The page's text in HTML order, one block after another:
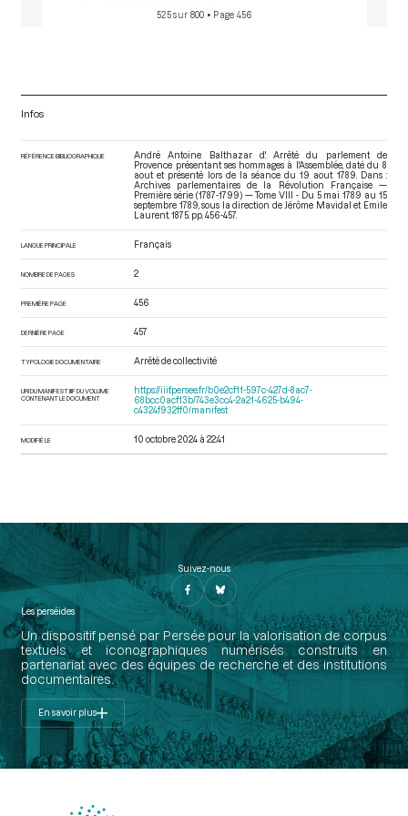
525 sur 800 • Page 456
Infos
RÉFÉRENCE BIBLIOGRAPHIQUE
André Antoine Balthazar d'. Arrêté du parlement de
Provence présentant ses hommages à l'Assemblée, daté du 8
aout et présenté lors de la séance du 19 aout 1789. Dans :
Archives parlementaires de la Révolution Française —
Première série (1787-1799) — Tome VIII - Du 5 mai 1789 au 15
septembre 1789 , sous la direction de Jérôme Mavidal et Emile
Laurent. 1875. pp. 456-457.
LANGUE PRINCIPALE Français
NOMBRE DE PAGES 2
PREMIÈRE PAGE 456
DERNIÈRE PAGE 457
TYPOLOGIE DOCUMENTAIRE Arrêté de collectivité
URI DU MANIFEST IIIF DU VOLUME
CONTENANT LE DOCUMENT
https://iiif.persee.fr/b0e2cf11-597c-427d-8ac7-
68bcc0acf13b/743e3cc4-2a21-4625-b494-
c4324f932ff0/manifest
MODIFIÉ LE 10 octobre 2024 à 22:41
Suivez-nous
Les perséides
Un dispositif pensé par Persée pour la valorisation de corpus
textuels et iconographiques numérisés construits en
partenariat avec des équipes de recherche et des institutions
documentaires.
En savoir plus